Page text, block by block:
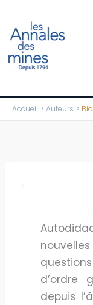
contenu
Accueil Auteurs
d’ordre
depuis